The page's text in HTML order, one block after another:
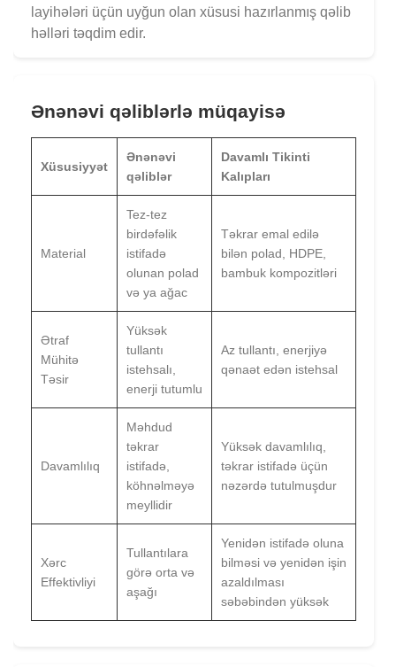
layihələri üçün uyğun olan xüsusi hazırlanmış qəlib
həlləri təqdim edir.
Ənənəvi qəliblərlə müqayisə
Xüsusiyyət
Ənənəvi
qəliblər
Davamlı Tikinti
Kalıpları
Material
Tez-tez
birdəfəlik
istifadə
olunan polad
və ya ağac
Təkrar emal edilə
bilən polad, HDPE,
bambuk kompozitləri
Ətraf
Mühitə
Təsir
Yüksək
tullantı
istehsalı,
enerji tutumlu
Az tullantı, enerjiyə
qənaət edən istehsal
Davamlılıq
Məhdud
təkrar
istifadə,
köhnəlməyə
meyllidir
Yüksək davamlılıq,
təkrar istifadə üçün
nəzərdə tutulmuşdur
Xərc
Effektivliyi
Tullantılara
görə orta və
aşağı
Yenidən istifadə oluna
bilməsi və yenidən işin
azaldılması
səbəbindən yüksək